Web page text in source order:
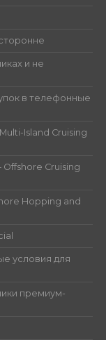
и не
в телефонные
Island Cruising
Cruising
Hopping and
условия для
премиум-